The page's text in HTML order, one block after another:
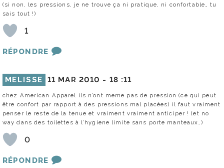
(si non, les pressions, je ne trouve ça ni pratique, ni confortable… tu
sais tout !)
1
RÉPONDRE
MELISSE 11 MAR 2010 - 18 :11
chez American Apparel ils n’ont meme pas de pression (ce qui peut
être confort par rapport à des pressions mal placées) il faut vraiment
penser le reste de la tenue et vraiment vraiment anticiper ! (et no
way dans des toilettes à l’hygiene limite sans porte manteaux…)
0
RÉPONDRE